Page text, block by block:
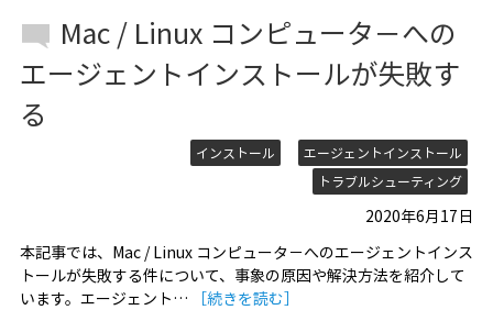
Mac / Linux コンピュータ－への
エージェントインストールが失敗す
る
インストール
エージェントインストール
トラブルシューティング
2020年6月17日
本記事では、Mac / Linux コンピュータ－へのエージェントインス
トールが失敗する件について、事象の原因や解決方法を紹介して
います。エージェント…
［続きを読む］